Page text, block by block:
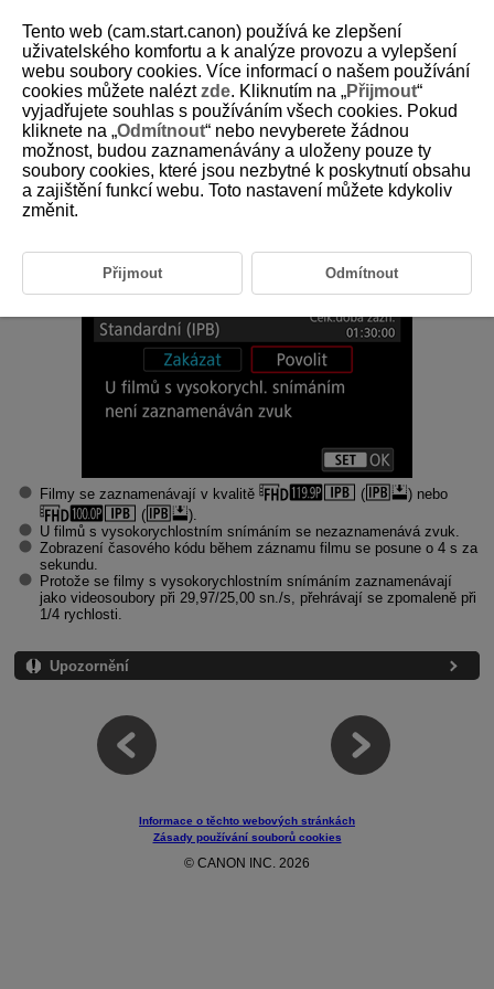
D180-106
Vysoká snímková frekvence
Filmy můžete nahrávat při vysokorychlostním snímání 119,9 sn./s nebo
100,0 sn./s. To je ideální pro záznam filmů, které budou přehrávány
Filmy se zaznamenávají v kvalitě (
) nebo
(
).
U filmů s vysokorychlostním snímáním se nezaznamenává zvuk.
Zobrazení časového kódu během záznamu filmu se posune o 4 s za
sekundu.
Protože se filmy s vysokorychlostním snímáním zaznamenávají
jako videosoubory při 29,97/25,00 sn./s, přehrávají se zpomaleně při
1/4 rychlosti.
Upozornění
Informace o těchto webových stránkách
Zásady používání souborů cookies
© CANON INC. 2026
Tento web (cam.start.canon) používá ke zlepšení
uživatelského komfortu a k analýze provozu a vylepšení
webu soubory cookies. Více informací o našem používání
cookies můžete naléztzde. Kliknutím na „Přijmout“
vyjadřujete souhlas s používáním všech cookies. Pokud
kliknete na „Odmítnout“ nebo nevyberete žádnou
možnost, budou zaznamenávány a uloženy pouze ty
soubory cookies, které jsou nezbytné k poskytnutí obsahu
a zajištění funkcí webu. Toto nastavení můžete kdykoliv
změnit.
Přijmout Odmítnout